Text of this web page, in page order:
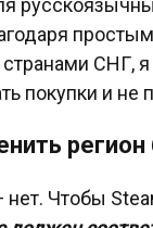
СНГ,
покупки и не
регион
нет. Чтобы